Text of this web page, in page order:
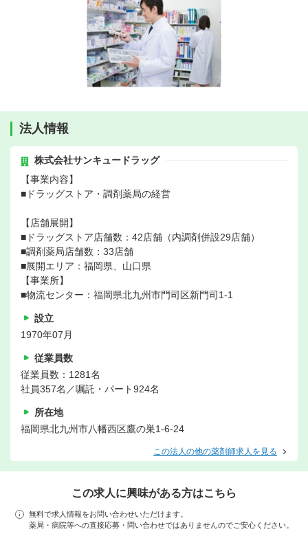
法人情報
株式会社サンキュードラッグ
【事業内容】
■ドラッグストア・調剤薬局の経営
【店舗展開】
■ドラッグストア店舗数：42店舗（内調剤併設29店舗）
■調剤薬局店舗数：33店舗
■展開エリア：福岡県、山口県
【事業所】
■物流センター：福岡県北九州市門司区新門司1-1
設立
1970年07月
従業員数
従業員数：1281名
社員357名／嘱託・パート924名
所在地
福岡県北九州市八幡西区鷹の巣1-6-24
この法人の他の薬剤師求人を見る
この求人に興味がある方はこちら
無料で求人情報をお問い合わせいただけます。
薬局・病院等への直接応募・問い合わせではありませんのでご安心ください。